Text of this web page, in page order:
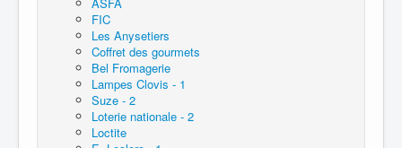
ASFA
FIC
Les Anysetiers
Coffret des gourmets
Bel Fromagerie
Lampes Clovis - 1
Suze - 2
Loterie nationale - 2
Loctite